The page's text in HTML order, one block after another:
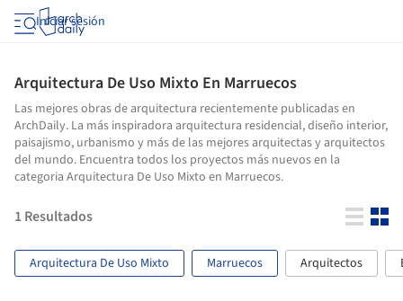
Iniciar sesión
Arquitectura De Uso Mixto En Marruecos
Las mejores obras de arquitectura recientemente publicadas en
ArchDaily. La más inspiradora arquitectura residencial, diseño interior,
paisajismo, urbanismo y más de las mejores arquitectas y arquitectos
del mundo. Encuentra todos los proyectos más nuevos en la
categoria Arquitectura De Uso Mixto en Marruecos.
1Resultados
Arquitectura De Uso Mixto Marruecos Arquitectos